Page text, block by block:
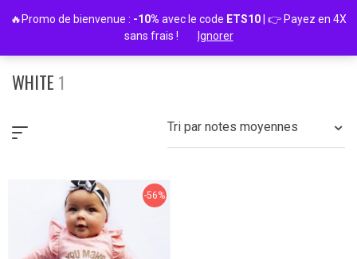
WHITE 1
Tri par notes moyennes
-56%
🔥Promo de bienvenue : -10% avec le code ETS10 | 👉 Payez en 4X
sans frais !
Ignorer